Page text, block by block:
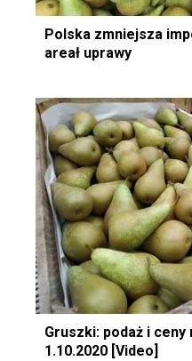
Polska zmniejsza
areał uprawy
Gruszki: podaż i ceny
1.10.2020 [Video]